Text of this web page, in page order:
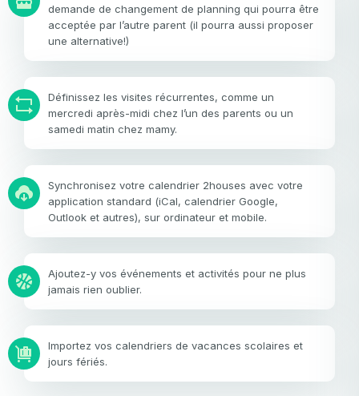
demande de changement de planning qui pourra être
acceptée par l’autre parent (il pourra aussi proposer
une alternative!)
Définissez les visites récurrentes, comme un
mercredi après-midi chez l’un des parents ou un
samedi matin chez mamy.
Synchronisez votre calendrier 2houses avec votre
application standard (iCal, calendrier Google,
Outlook et autres), sur ordinateur et mobile.
Ajoutez-y vos événements et activités pour ne plus
jamais rien oublier.
Importez vos calendriers de vacances scolaires et
jours fériés.